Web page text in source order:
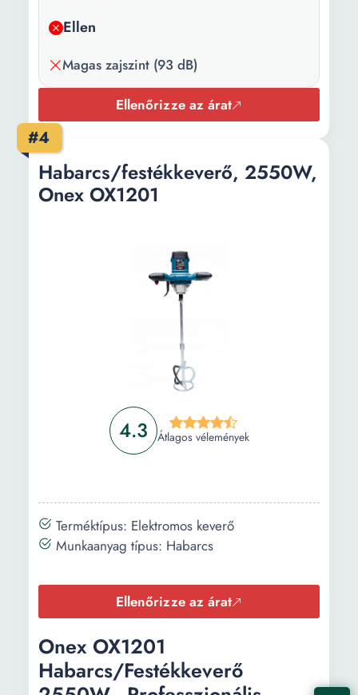
sebesség
Súly:
5 kg
átmérője:
140 mm
Ellen
Magas zajszint (93 dB)
Ellenőrizze az árat
#4
4.3 Átlagos vélemények
Habarcs/festékkeverő, 2550W,
Onex OX1201
Terméktípus: Elektromos keverő
Munkaanyag típus: Habarcs
Ellenőrizze az árat
Onex OX1201
Habarcs/Festékkeverő